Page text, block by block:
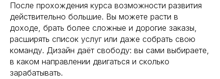
После прохождения курса возможности развития
действительно большие. Вы можете расти в
доходе, брать более сложные и дорогие заказы,
расширять список услуг или даже собрать свою
команду. Дизайн даёт свободу: вы сами выбираете,
в каком направлении двигаться и сколько
зарабатывать.